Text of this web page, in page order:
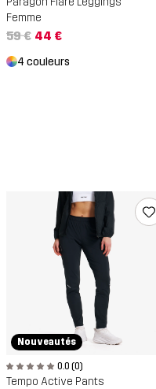
Femme
59 € 44 €
4 couleurs
Nouveautés
0.0 (0)
Tempo Active Pants